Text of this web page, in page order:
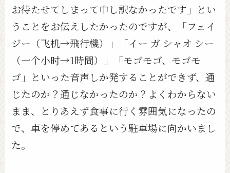
お待たせてしまって申し訳なかったです」とい
うことをお伝えしたかったのですが、「フェイ
ジー（飞机→飛行機）」「イー ガ シャオ シー
（一个小时→1時間）」「モゴモゴ、モゴモ
ゴ」といった音声しか発することができず、通
じたのか？通じなかったのか？よくわからない
まま、とりあえず食事に行く雰囲気になったの
で、車を停めてあるという駐車場に向かいまし
た。